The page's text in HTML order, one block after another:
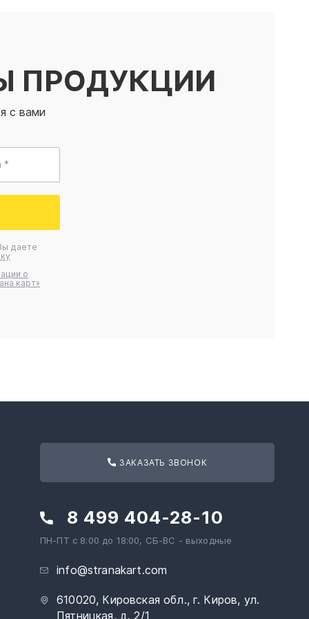
ПРОДУКЦИИ
с вами
*
даете
о
карт»
ЗАКАЗАТЬ ЗВОНОК
8 499 404-28-10
ПН-ПТ с 8:00 до 18:00, СБ-ВС - выходные
info@stranakart.com
610020, Кировская обл., г. Киров, ул.
Пятницкая, д. 2/1